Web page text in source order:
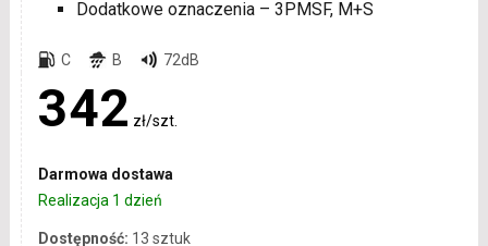
Dodatkowe oznaczenia – 3PMSF, M+S
C B 72dB
342 zł/szt.
Darmowa dostawa
Realizacja 1 dzień
Dostępność: 13 sztuk